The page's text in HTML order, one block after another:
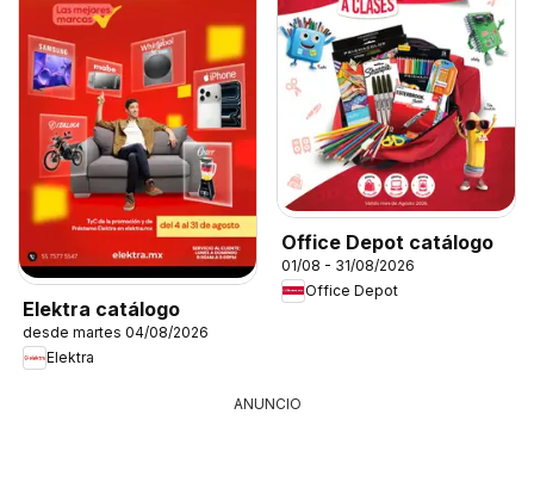
Elektra catálogo
desde martes 04/08/2026
Elektra
Office Depot catálogo
01/08 - 31/08/2026
Office Depot
ANUNCIO